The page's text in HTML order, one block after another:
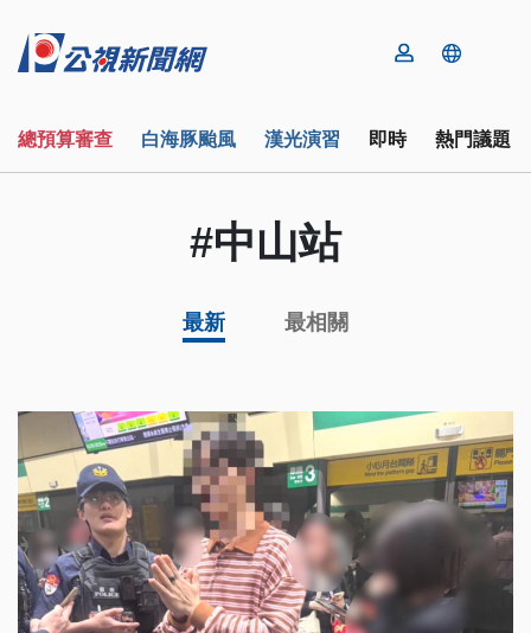
總預算審查 白海豚颱風 漢光演習 即時 熱門議題
#中山站
最新 最相關